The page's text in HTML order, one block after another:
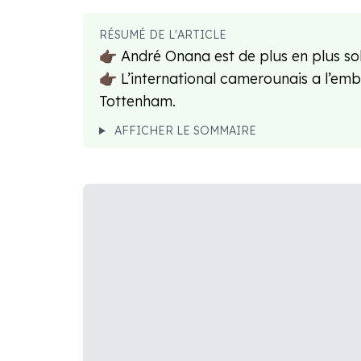
RÉSUMÉ DE L'ARTICLE
👉🏿 André Onana est de plus en plus
👉🏿 L’international camerounais a
Tottenham.
AFFICHER LE SOMMAIRE